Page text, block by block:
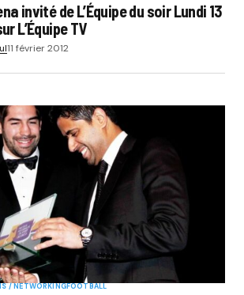
invité de L’Équipe du soir Lundi 13
L’Équipe TV
11 février 2012
/ NETWORKINGFOOTBALL